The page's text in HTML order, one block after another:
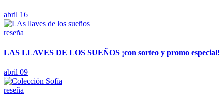
abril 16
reseña
LAS LLAVES DE LOS SUEÑOS ¡con sorteo y promo especial!
abril 09
reseña